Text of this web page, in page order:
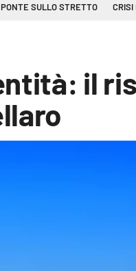
PONTE SULLO STRETTO CRISI
il